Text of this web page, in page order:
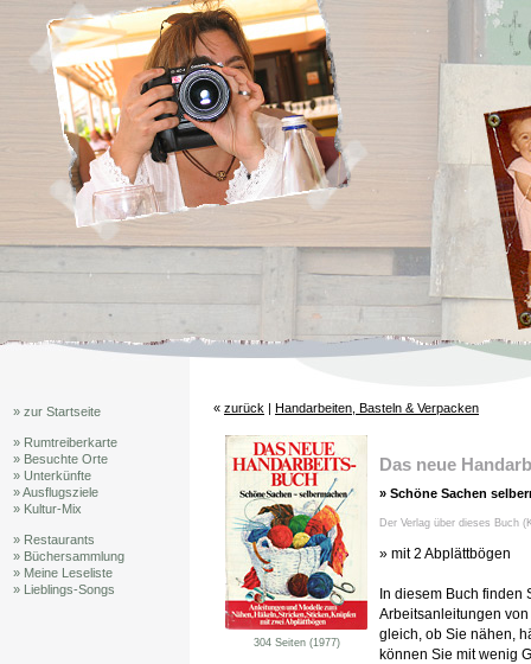
» zur Startseite
» Rumtreiberkarte
» Besuchte Orte
» Unterkünfte
» Ausflugsziele
» Kultur-Mix
» Restaurants
» Büchersammlung
» Meine Leseliste
» Lieblings-Songs
« zurück | Handarbeiten, Basteln & Verpacken
304 Seiten (1977)
Das neue
» Schöne Sachen
Der Verlag über dieses Buch
» mit 2 Abplättbögen
In diesem Buch finden
Arbeitsanleitungen
gleich, ob Sie nähen,
können Sie mit wenig